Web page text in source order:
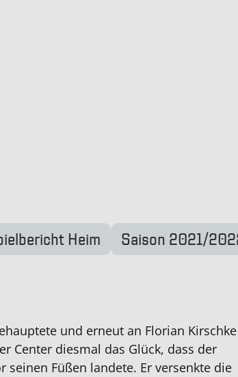
Heim Saison 2021/
und erneut an Florian Kirschke
Center diesmal das Glück, dass der
seinen Füßen landete. Er versenkte die